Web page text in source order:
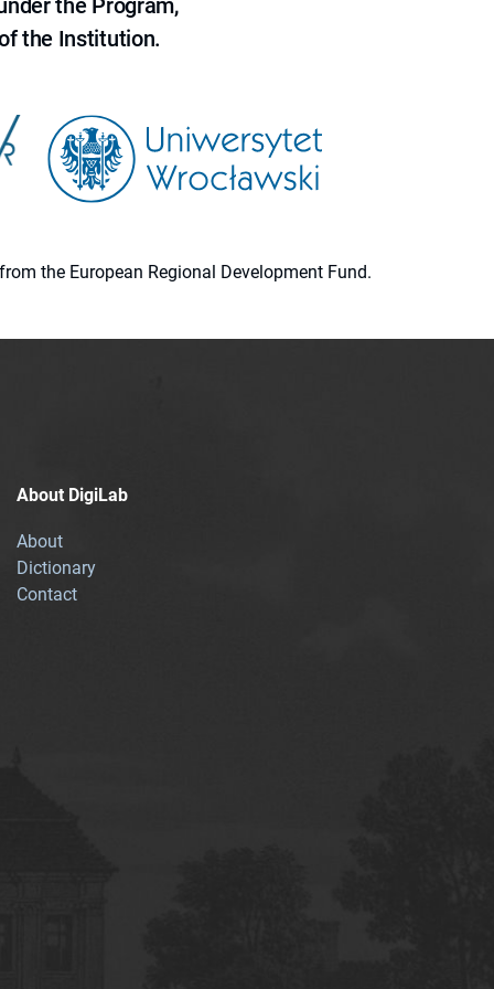
the Institution.
the European Regional Development Fund.
About DigiLab
About
Dictionary
Contact